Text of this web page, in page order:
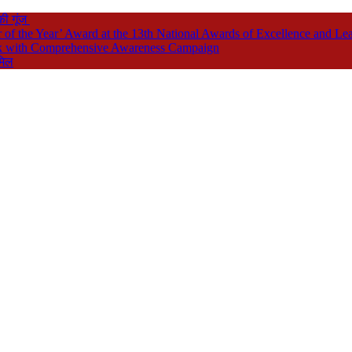
गूंज
the Year’ Award at the 13th National Awards of Excellence and
Comprehensive Awareness Campaign